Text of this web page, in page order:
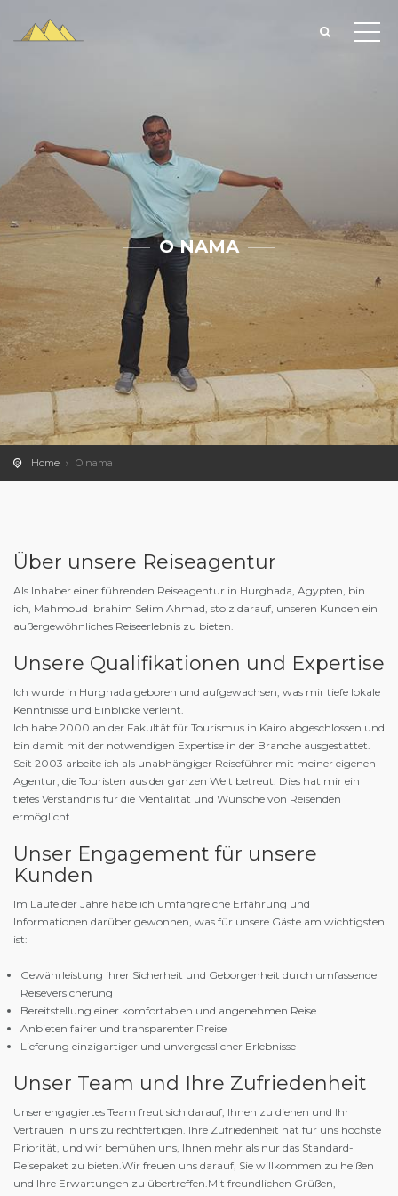
O NAMA
Home O nama
Über unsere Reiseagentur
Als Inhaber einer führenden Reiseagentur in Hurghada, Ägypten, bin
ich, Mahmoud Ibrahim Selim Ahmad, stolz darauf, unseren Kunden ein
außergewöhnliches Reiseerlebnis zu bieten.
Unsere Qualifikationen und Expertise
Ich wurde in Hurghada geboren und aufgewachsen, was mir tiefe lokale
Kenntnisse und Einblicke verleiht.
Ich habe 2000 an der Fakultät für Tourismus in Kairo abgeschlossen und
bin damit mit der notwendigen Expertise in der Branche ausgestattet.
Seit 2003 arbeite ich als unabhängiger Reiseführer mit meiner eigenen
Agentur, die Touristen aus der ganzen Welt betreut. Dies hat mir ein
tiefes Verständnis für die Mentalität und Wünsche von Reisenden
ermöglicht.
Unser Engagement für unsere
Kunden
Im Laufe der Jahre habe ich umfangreiche Erfahrung und
Informationen darüber gewonnen, was für unsere Gäste am wichtigsten
ist:
Gewährleistung ihrer Sicherheit und Geborgenheit durch umfassende
Reiseversicherung
Bereitstellung einer komfortablen und angenehmen Reise
Anbieten fairer und transparenter Preise
Lieferung einzigartiger und unvergesslicher Erlebnisse
Unser Team und Ihre Zufriedenheit
Unser engagiertes Team freut sich darauf, Ihnen zu dienen und Ihr
Vertrauen in uns zu rechtfertigen. Ihre Zufriedenheit hat für uns höchste
Priorität, und wir bemühen uns, Ihnen mehr als nur das Standard-
Reisepaket zu bieten.Wir freuen uns darauf, Sie willkommen zu heißen
und Ihre Erwartungen zu übertreffen.Mit freundlichen Grüßen,